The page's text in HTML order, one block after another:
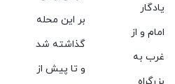
یادگار
امام و از
غرب به
بزرگراه
بر این محله
گذاشته شد
و تا پیش از